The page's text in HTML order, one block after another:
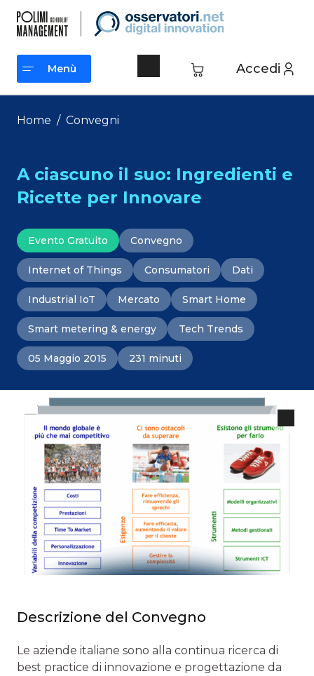
contenuto
Accedi
Menù
Menù
Home / Convegni
A ciascuno il suo: Ingredienti e
Ricette per Innovare
Evento Gratuito Convegno
Internet of Things Consumatori Dati
Industrial IoT Mercato Smart Home
Smart metering & energy Tech Trends
05 Maggio 2015 231 minuti
Descrizione del Convegno
Le aziende italiane sono alla continua ricerca di
best practice di innovazione e progettazione da